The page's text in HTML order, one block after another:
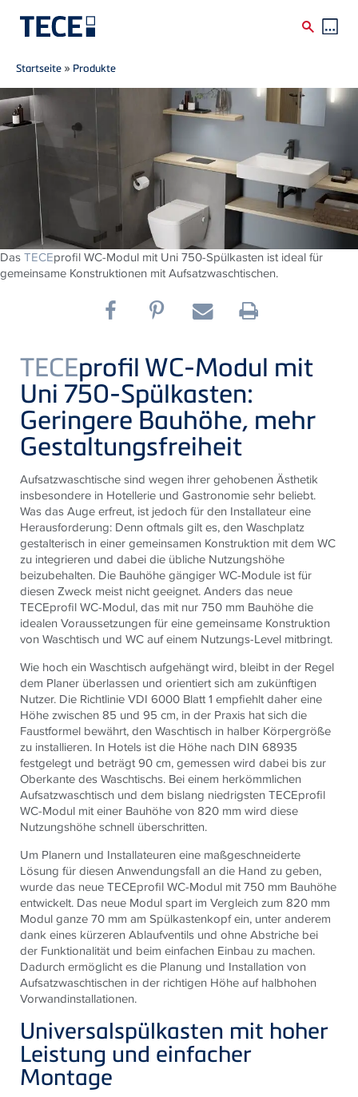
Direkt zum Inhalt
Breadcrumb
Startseite » Produkte
DasTECEprofil WC-Modul mit Uni 750-Spülkasten ist ideal für
gemeinsame Konstruktionen mit Aufsatzwaschtischen.
TECEprofil WC-Modul mit
Uni 750-Spülkasten:
Geringere Bauhöhe, mehr
Gestaltungsfreiheit
Aufsatzwaschtische sind wegen ihrer gehobenen Ästhetik
insbesondere in Hotellerie und Gastronomie sehr beliebt.
Was das Auge erfreut, ist jedoch für den Installateur eine
Herausforderung: Denn oftmals gilt es, den Waschplatz
gestalterisch in einer gemeinsamen Konstruktion mit dem WC
zu integrieren und dabei die übliche Nutzungshöhe
beizubehalten. Die Bauhöhe gängiger WC-Module ist für
diesen Zweck meist nicht geeignet. Anders das neue
TECEprofil WC-Modul, das mit nur 750 mm Bauhöhe die
idealen Voraussetzungen für eine gemeinsame Konstruktion
von Waschtisch und WC auf einem Nutzungs-Level mitbringt.
Wie hoch ein Waschtisch aufgehängt wird, bleibt in der Regel
dem Planer überlassen und orientiert sich am zukünftigen
Nutzer. Die Richtlinie VDI 6000 Blatt 1 empfiehlt daher eine
Höhe zwischen 85 und 95 cm, in der Praxis hat sich die
Faustformel bewährt, den Waschtisch in halber Körpergröße
zu installieren. In Hotels ist die Höhe nach DIN 68935
festgelegt und beträgt 90 cm, gemessen wird dabei bis zur
Oberkante des Waschtischs. Bei einem herkömmlichen
Aufsatzwaschtisch und dem bislang niedrigsten TECEprofil
WC-Modul mit einer Bauhöhe von 820 mm wird diese
Nutzungshöhe schnell überschritten.
Um Planern und Installateuren eine maßgeschneiderte
Lösung für diesen Anwendungsfall an die Hand zu geben,
wurde das neue TECEprofil WC-Modul mit 750 mm Bauhöhe
entwickelt. Das neue Modul spart im Vergleich zum 820 mm
Modul ganze 70 mm am Spülkastenkopf ein, unter anderem
dank eines kürzeren Ablaufventils und ohne Abstriche bei
der Funktionalität und beim einfachen Einbau zu machen.
Dadurch ermöglicht es die Planung und Installation von
Aufsatzwaschtischen in der richtigen Höhe auf halbhohen
Vorwandinstallationen.
Universalspülkasten mit hoher
Leistung und einfacher
Montage